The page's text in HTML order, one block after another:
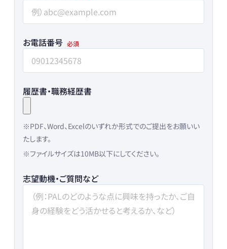
お電話番号
履歴書・職務経歴書
※PDF、Word、Excelのいずれか形式でのご提出をお願いい
たします。
※ファイルサイズは10MB以下にしてください。
志望動機・ご質問など